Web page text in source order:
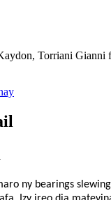
Torriani Gianni
ny bearings